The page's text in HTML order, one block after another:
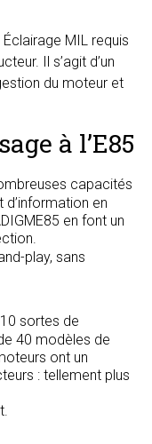
MIL requis
Il s’agit d’un
du moteur et
à l’E85
capacités
en
en font un
play, sans
sortes de
40 modèles de
ont un
: tellement plus